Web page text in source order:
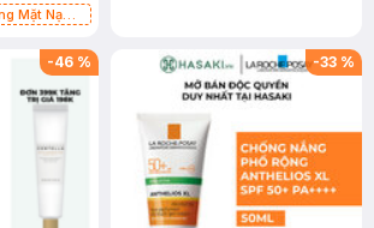
Mặt Nạ
-46 % -33 %